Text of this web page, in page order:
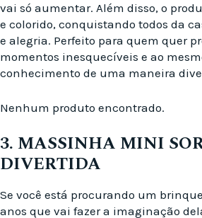
vai só aumentar. Além disso, o
e colorido, conquistando todos da
e alegria. Perfeito para quem quer
momentos inesquecíveis e ao
conhecimento de uma maneira
Nenhum produto encontrado.
3. MASSINHA MINI
DIVERTIDA
Se você está procurando um
anos que vai fazer a imaginação